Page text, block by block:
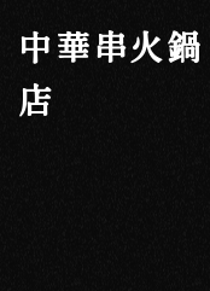
中華串火
店